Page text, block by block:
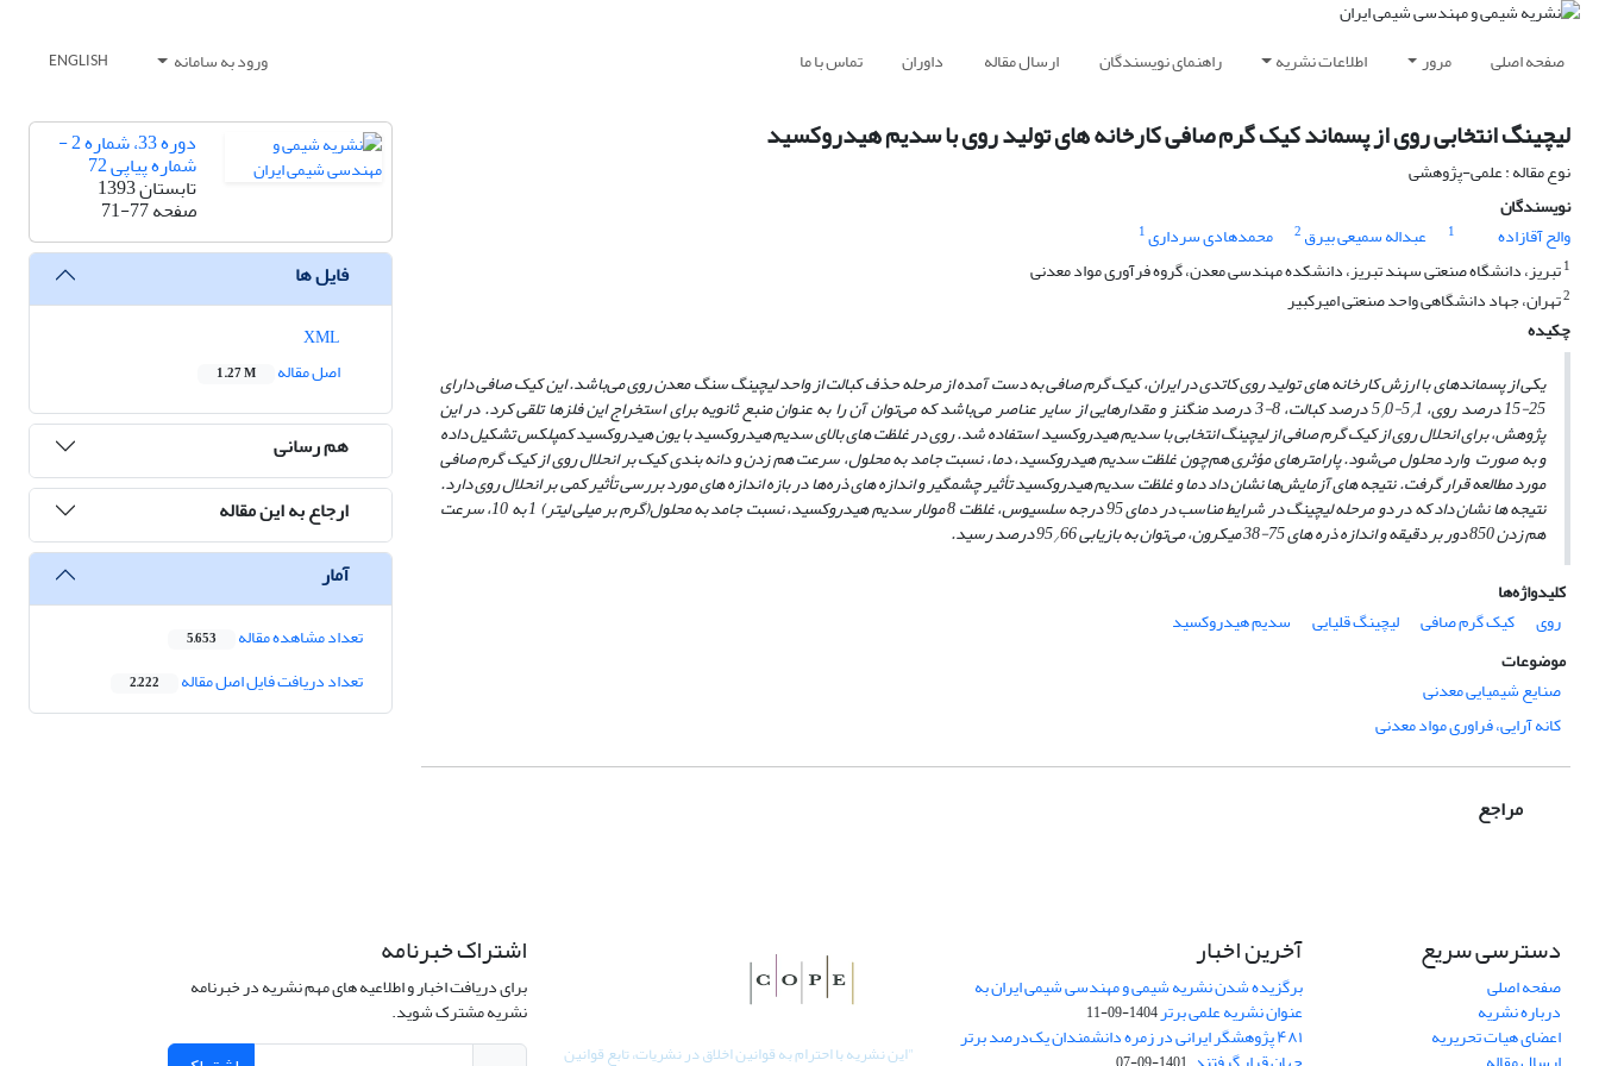
صفحه اصلی مرور اطلاعات نشریه راهنمای نویسندگان ارسال مقاله داوران تماس با ما ورود به سامانه ENGLISH
لیچینگ انتخابی روی از پسماند کیک گرم صافی کارخانه های تولید روی با سدیم هیدروکسید
نوع مقاله : علمی-پژوهشی
نویسندگان
والح آقازاده
1 عبداله سمیعی بیرق 2 محمدهادی سرداری1
1تبریز، دانشگاه صنعتی سهند تبریز، دانشکده مهندسی معدن، گروه فرآوری مواد معدنی
2تهران، جهاد دانشگاهی واحد صنعتی امیرکبیر
چکیده
یکی از پسماندهای با ارزش کارخانه های تولید روی کاتدی در ایران، کیک گرم صافی به دست آمده از مرحله حذف کبالت از واحد لیچینگ سنگ معدن روی می‌باشد. این کیک صافی دارای
25-15 درصد روی، 5 /1-5
/ 0 درصد کبالت، 8-3 درصد منگنز و مقدارهایی از سایر عناصر می‌باشد که می‌توان آن را به عنوان منبع ثانویه برای استخراج این فلزها تلقی کرد. در این
پژوهش، برای انحلال روی از کیک گرم صافی از لیچینگ انتخابی با سدیم هیدروکسید استفاده شد. روی در غلظت های بالای سدیم هیدروکسید با یون هیدروکسید کمپلکس تشکیل داده
و به صورتوارد محلول می‌شود. پارامترهای مؤثری هم‌چون غلظت سدیم هیدروکسید، دما، نسبت جامد به محلول، سرعت هم زدن و دانه بندی کیک بر انحلال روی از کیک گرم صافی
مورد مطالعه قرار گرفت. نتیجه‌ های آزمایش‌ها نشان داد دما و غلظت سدیم هیدروکسید تأثیر چشمگیر و اندازه ‌های ذره‌ها در بازه اندازه ‌های مورد بررسی تأثیر کمی بر انحلال روی دارد.
نتیجه‌ ها نشان داد که در دو مرحله لیچینگ در شرایط مناسب در دمای 95 درجه سلسیوس، غلظت 8 مولار سدیم هیدروکسید، نسبت جامد به محلول(گرم بر میلی لیتر) 1 به 10، سرعت
هم زدن 850 دور بر دقیقه و اندازه ذره‌ های 75-38 میکرون، می‌توان به بازیابی 66 /95 درصد رسید.
کلیدواژه‌ها
روی
کیک گرم صافی لیچینگ قلیایی
سدیم هیدروکسید
موضوعات
صنایع شیمیایی معدنی
کانه آرایی، فراوری مواد معدنی
مراجع
دوره 33، شماره 2 -
شماره پیاپی 72
تابستان 1393
صفحه71-77
فایل ها
اصل مقاله
1.27 M
هم رسانی
ارجاع به این مقاله
آمار
تعداد مشاهده مقاله 5,653
تعداد دریافت فایل اصل مقاله 2,222
دسترسی سریع
صفحه اصلی
درباره نشریه
اعضای هیات تحریریه
آخرین اخبار
برگزیده شدن نشریه شیمی و مهندسی شیمی ایران به
عنوان نشریه علمی برتر1404-09-11
۴۸۱ پژوهشگر ایرانی در زمره دانشمندان یک‌درصد برتر
"این نشریه با احترام به قوانین اخلاق در نشریات، تابع قوانین
اشتراک خبرنامه
برای دریافت اخبار و اطلاعیه های مهم نشریه در خبرنامه
نشریه مشترک شوید.